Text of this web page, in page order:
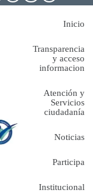
Inicio
Transparencia
y acceso
informacion
Atención y
Servicios
ciudadanía
Noticias
Participa
Institucional